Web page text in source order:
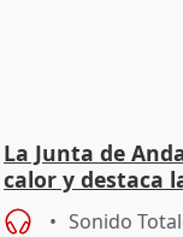
La Junta de
calor y destaca
Sonido